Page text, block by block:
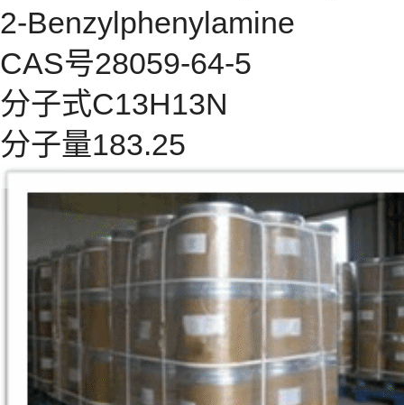
2-Benzylphenylamine
CAS号28059-64-5
分子式C13H13N
分子量183.25